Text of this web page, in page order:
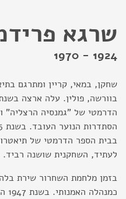
שרגא
1924 - 1970
שחקן, במאי, קריין ומתרגם
הדרמטי של "גמנסיה הרצליה"
בבית הספר הדרמטי של
לעתיד, השחקנית שושנה רביד.
בזמן מלחמת השחרור שירת